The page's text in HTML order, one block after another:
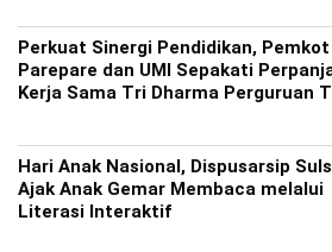
Perkuat Sinergi Pendidikan, Pemkot
Parepare dan UMI Sepakati
Kerja Sama Tri Dharma Perguruan
Hari Anak Nasional, Dispusarsip
Ajak Anak Gemar Membaca melalui
Literasi Interaktif